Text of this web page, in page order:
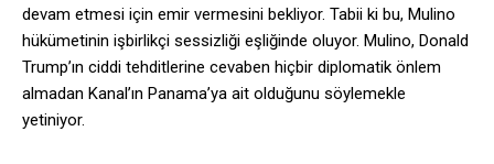
devam etmesi için emir vermesini bekliyor. Tabii ki bu, Mulino
hükümetinin işbirlikçi sessizliği eşliğinde oluyor. Mulino, Donald
Trump’ın ciddi tehditlerine cevaben hiçbir diplomatik önlem
almadan Kanal’ın Panama’ya ait olduğunu söylemekle
yetiniyor.